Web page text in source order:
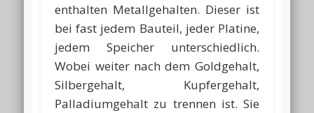
enthalten Metallgehalten. Dieser ist
bei fast jedem Bauteil, jeder Platine,
jedem Speicher unterschiedlich.
Wobei weiter nach dem Goldgehalt,
Silbergehalt, Kupfergehalt,
Palladiumgehalt zu trennen ist. Sie